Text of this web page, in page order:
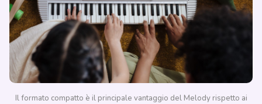
Il formato compatto è il principale vantaggio del Melody rispetto ai